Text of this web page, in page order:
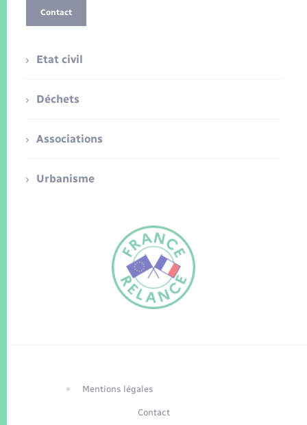
Contact
Etat civil
Déchets
Associations
Urbanisme
Mentions légales
Contact